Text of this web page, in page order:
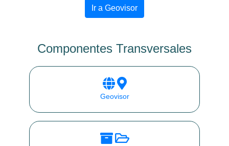
Ir a Geovisor
Componentes Transversales
Geovisor